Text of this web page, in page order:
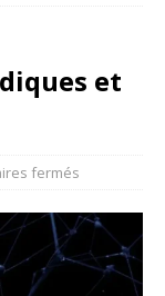
et
fermés